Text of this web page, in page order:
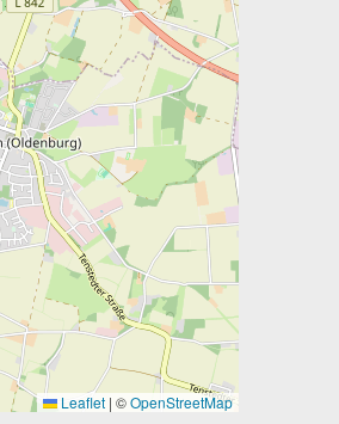
Leaflet | ©OpenStreetMap